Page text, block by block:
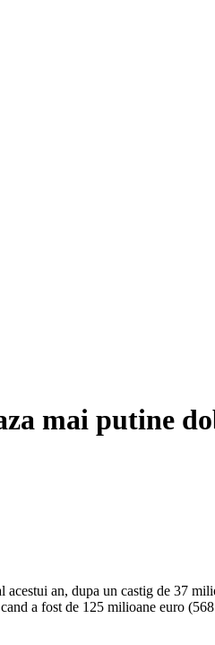
mai putine
an, dupa un castig de 37
a fost de 125 milioane euro